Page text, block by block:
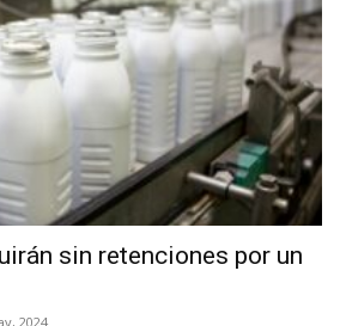
sin retenciones por un
2024